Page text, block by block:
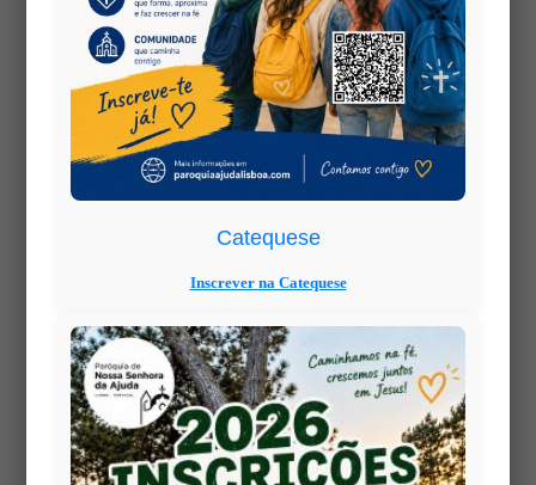
Pelas14h, segue-se umConcerto Coralcom o
Grupo Coral BPI, que apresentará umrepertório
clássico e coral, preparado especialmente para
esta ocasião. Um tempo de beleza e comunhão, em
que a música se torna também expressão de
oração e louvor.
Toda a comunidade é convidada a participar e a
celebrar este dia de graça e devoção, confiando à
📍Local:Capela do Caramão da Ajuda
📅Data:13 de outubro de 2025
Catequese
Inscrever na Catequese